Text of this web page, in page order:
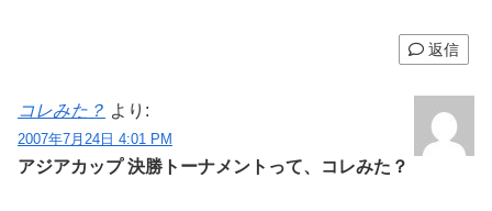
返信
コレみた？ より:
2007年7月24日 4:01 PM
アジアカップ 決勝トーナメントって、コレみた？